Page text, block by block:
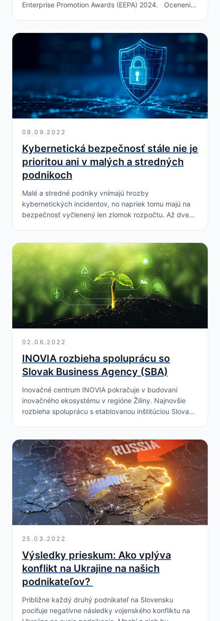
Enterprise Promotion Awards (EEPA) 2024. Ocenenie
08.09.2022
Kybernetická bezpečnosť stále nie je
prioritou ani v malých a stredných
podnikoch
Malé a stredné podniky vnímajú hrozby
kybernetických incidentov, no napriek tomu majú na
bezpečnosť vyčlenený len zlomok rozpočtu. Až dve
02.06.2022
INOVIA rozbieha spoluprácu so
Slovak Business Agency (SBA)
Inovačné centrum INOVIA pokračuje v budovaní
inovačného ekosystému v regióne Žiliny. Najnovšie
rozbieha spoluprácu s etablovanou inštitúciou Slovak
spoločne budú podieľať…
25.03.2022
Výsledky prieskum: Ako vplýva
konflikt na Ukrajine na našich
podnikateľov?
Približne každý druhý podnikateľ na Slovensku
pociťuje negatívne následky vojenského konfliktu na